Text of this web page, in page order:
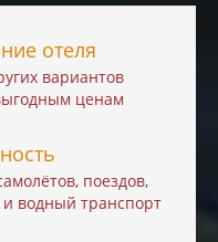
отеля
вариантов
ценам
поездов,
и водный транспорт